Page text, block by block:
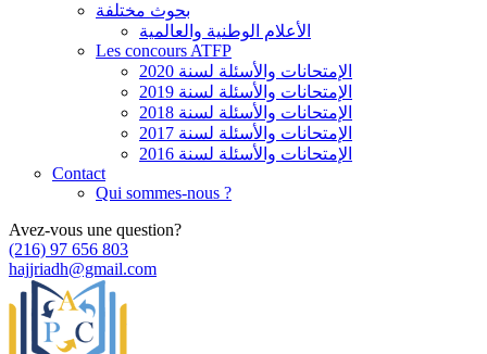
بحوث مختلفة
الأعلام الوطنية والعالمية
Les concours ATFP
الإمتحانات والأسئلة لسنة 2020
الإمتحانات والأسئلة لسنة 2019
الإمتحانات والأسئلة لسنة 2018
الإمتحانات والأسئلة لسنة 2017
الإمتحانات والأسئلة لسنة 2016
Contact
Qui sommes-nous ?
Avez-vous une question?
(216) 97 656 803
hajjriadh@gmail.com